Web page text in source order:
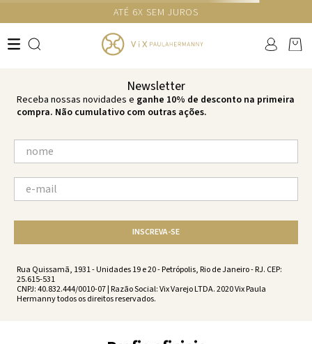
GANHE 10% NA PRIMEIRA COMPRA COM O CUPOM NEWS10
não encontramos resultados para:
'calcinha-basica-br-oceana-oceana-
vw251157-2549'
O que você está procurando?